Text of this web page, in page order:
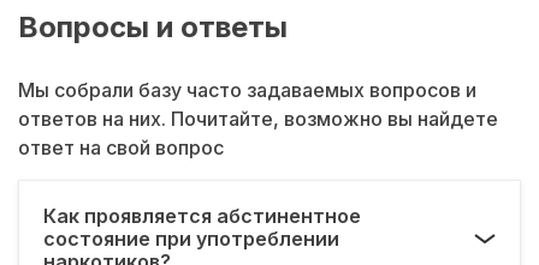
Вопросы и ответы
Мы собрали базу часто задаваемых вопросов и
ответов на них. Почитайте, возможно вы найдете
ответ на свой вопрос
Как проявляется абстинентное
состояние при употреблении